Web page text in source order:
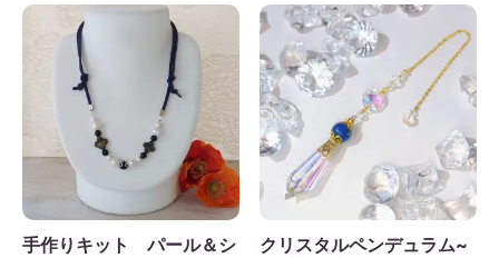
手作りキット パール＆シ
クリスタルペンデュラム~